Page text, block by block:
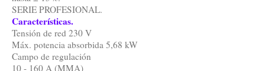
SERIE PROFESIONAL.
Características.
Tensión de red 230 V
Máx. potencia absorbida 5,68 kW
Campo de regulación
10 - 160 A (MMA)